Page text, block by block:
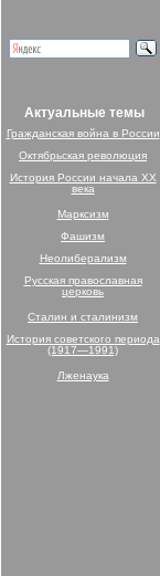
Актуальные темы
Гражданская война в России
Октябрьская революция
История России начала XX
века
Марксизм
Фашизм
Неолиберализм
Русская православная
церковь
Сталин и сталинизм
История советского периода
(1917—1991)
Лженаука